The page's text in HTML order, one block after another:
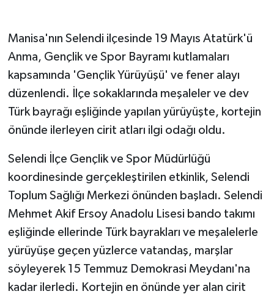
Manisa'nın Selendi ilçesinde 19 Mayıs Atatürk'ü
Anma, Gençlik ve Spor Bayramı kutlamaları
kapsamında 'Gençlik Yürüyüşü' ve fener alayı
düzenlendi. İlçe sokaklarında meşaleler ve dev
Türk bayrağı eşliğinde yapılan yürüyüşte, kortejin
önünde ilerleyen cirit atları ilgi odağı oldu.
Selendi İlçe Gençlik ve Spor Müdürlüğü
koordinesinde gerçekleştirilen etkinlik, Selendi
Toplum Sağlığı Merkezi önünden başladı. Selendi
Mehmet Akif Ersoy Anadolu Lisesi bando takımı
eşliğinde ellerinde Türk bayrakları ve meşalelerle
yürüyüşe geçen yüzlerce vatandaş, marşlar
söyleyerek 15 Temmuz Demokrasi Meydanı'na
kadar ilerledi. Kortejin en önünde yer alan cirit
GÜNDEM
Güvenlik
İNSAN
İş Dünyası
Jandarma
Kadın